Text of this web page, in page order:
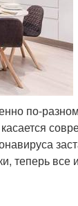
по-
теперь все